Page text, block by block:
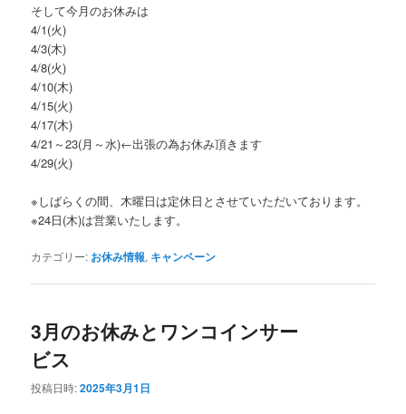
そして今月のお休みは
4/1(火)
4/3(木)
4/8(火)
4/10(木)
4/15(火)
4/17(木)
4/21～23(月～水)←出張の為お休み頂きます
4/29(火)
※しばらくの間、木曜日は定休日とさせていただいております。
※24日(木)は営業いたします。
カテゴリー: お休み情報, キャンペーン
3月のお休みとワンコインサー
ビス
投稿日時:2025年3月1日